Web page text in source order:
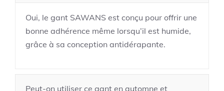
Oui, le gant SAWANS est conçu pour offrir une
bonne adhérence même lorsqu’il est humide,
grâce à sa conception antidérapante.
Peut-on utiliser ce gant en automne et